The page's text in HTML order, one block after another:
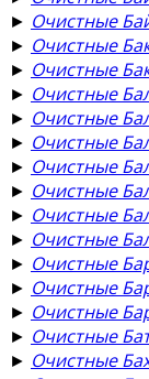
► Очистные
► Очистные
► Очистные
► Очистные
► Очистные
► Очистные
► Очистные
► Очистные
► Очистные
► Очистные
► Очистные
► Очистные
► Очистные
► Очистные
► Очистные